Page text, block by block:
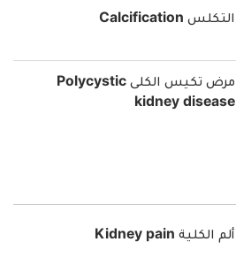
التكلس Calcification
مرض تكيس الكلى Polycystic
kidney disease
ألم الكلية Kidney pain